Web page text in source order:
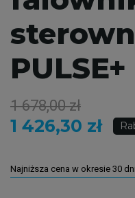
PULSE+
1 678,00 zł
1 426,30 zł
Najniższa cena w okresie 30